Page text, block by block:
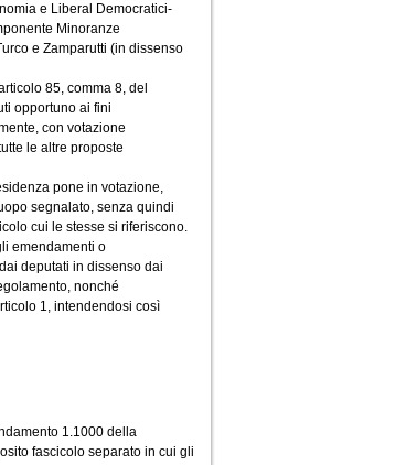
e Liberal Democratici-
Minoranze
e Zamparutti (in dissenso
85, comma 8, del
opportuno ai fini
con votazione
le altre proposte
pone in votazione,
segnalato, senza quindi
cui le stesse si riferiscono.
emendamenti o
deputati in dissenso dai
nonché
1, intendendosi così
1.1000 della
fascicolo separato in cui gli